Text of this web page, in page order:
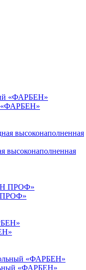
«ФАРБЕН»
высоконаполненная
ПРОФ»
«ФАРБЕН»